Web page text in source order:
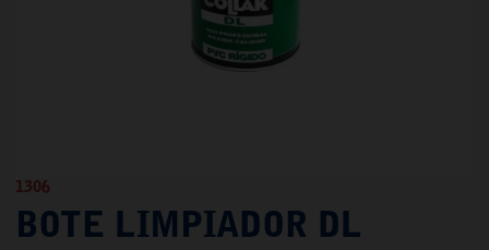
1306
BOTE LIMPIADOR DL